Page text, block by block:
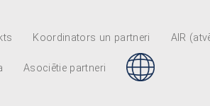
Koordinators un partneri AIR
Asociētie partneri